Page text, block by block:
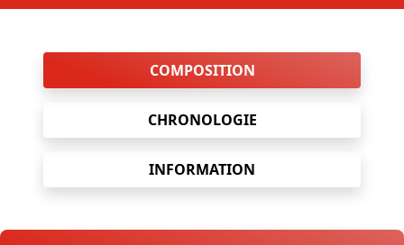
COMPOSITION
CHRONOLOGIE
INFORMATION